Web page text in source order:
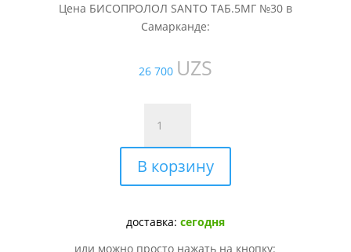
Цена БИСОПРОЛОЛ SANTO ТАБ.5МГ №30 в
Самарканде:
26 700 UZS
товара
БИСОПРОЛОЛ
SANTO
ТАБ.5МГ
В корзину
доставка: сегодня
или можно просто нажать на кнопку: